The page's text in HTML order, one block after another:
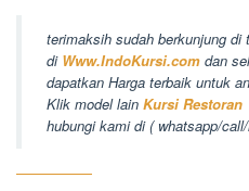
terimaksih sudah berkunjung di
di Www.IndoKursi.com dan
dapatkan Harga terbaik untuk
Klik model lain Kursi Restoran
hubungi kami di ( whatsapp/